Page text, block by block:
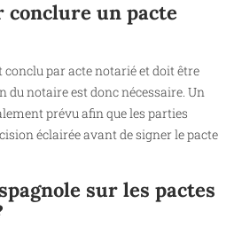
conclure un pacte
conclu par acte notarié et doit être
notaire est donc nécessaire. Un
prévu afin que les parties
éclairée avant de signer le pacte
sur les pactes